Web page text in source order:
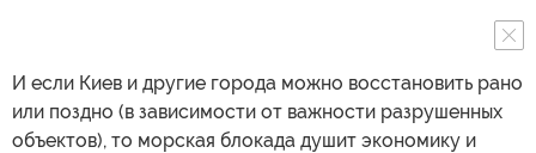
И если Киев и другие города можно восстановить рано
или поздно (в зависимости от важности разрушенных
объектов), то морская блокада душит экономику и